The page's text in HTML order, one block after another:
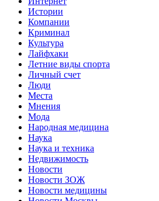
Истории
Компании
Криминал
Культура
Лайфхаки
Летние виды спорта
Личный счет
Люди
Места
Мнения
Мода
Народная медицина
Наука
Наука и техника
Недвижимость
Новости
Новости ЗОЖ
Новости медицины